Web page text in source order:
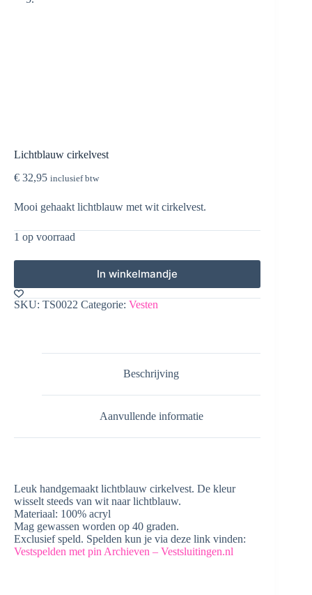
Lichtblauw cirkelvest
€ 32,95 inclusief btw
Mooi gehaakt lichtblauw met wit cirkelvest.
1 op voorraad
In winkelmandje
SKU: TS0022 Categorie: Vesten
Beschrijving
Aanvullende informatie
Leuk handgemaakt lichtblauw cirkelvest. De kleur
wisselt steeds van wit naar lichtblauw.
Materiaal: 100% acryl
Mag gewassen worden op 40 graden.
Exclusief speld. Spelden kun je via deze link vinden:
Vestspelden met pin Archieven – Vestsluitingen.nl